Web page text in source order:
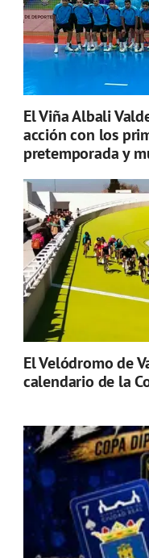
El Viña Albali
acción con los
pretemporada y
El Velódromo de
calendario de la